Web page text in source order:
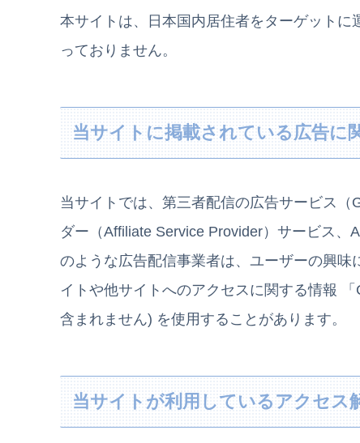
本サイトは、日本国内居住者をターゲット
っておりません。
当サイトに掲載されている広告に
当サイトでは、第三者配信の広告サービス
ダー（Affiliate Service Provider）サービス、
のような広告配信事業者は、ユーザーの興
イトや他サイトへのアクセスに関する情報
含まれません) を使用することがあります。
当サイトが利用しているアクセス